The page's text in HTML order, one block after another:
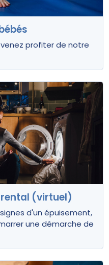
profiter de notre
(virtuel)
d'un épuisement,
une démarche de